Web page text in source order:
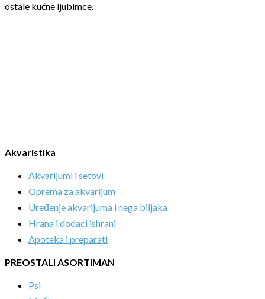
ostale kućne ljubimce.
Akvaristika
Akvarijumi i setovi
Oprema za akvarijum
Uređenje akvarijuma i nega biljaka
Hrana i dodaci ishrani
Apoteka i preparati
PREOSTALI ASORTIMAN
Psi